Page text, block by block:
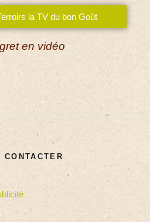
la TV du bon Goût
en vidéo